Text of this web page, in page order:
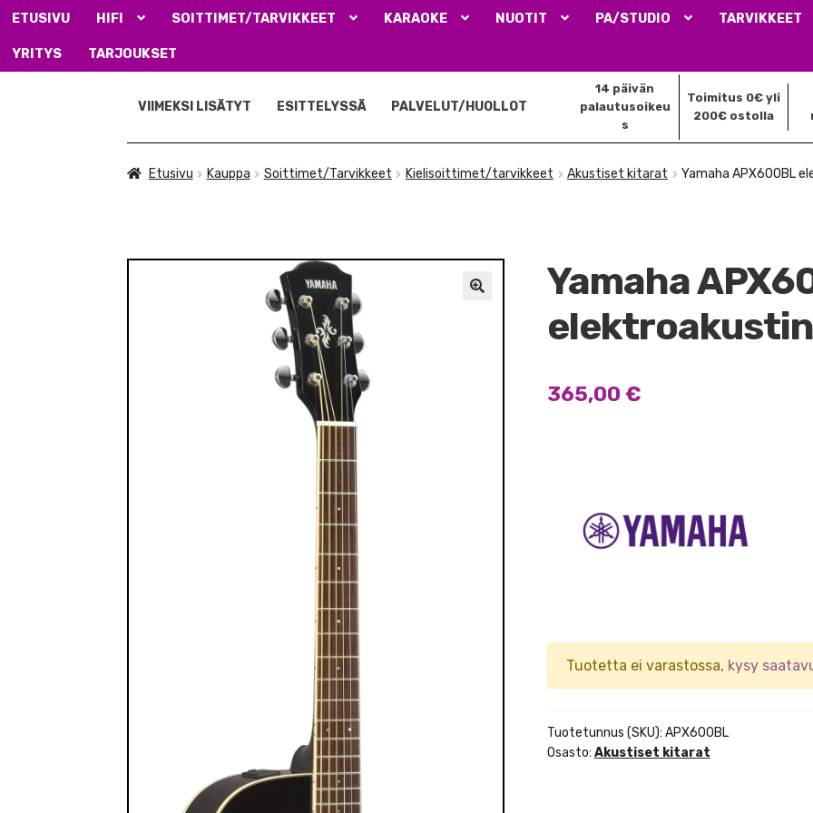
ETUSIVU HIFI SOITTIMET/TARVIKKEET KARAOKE NUOTIT PA/STUDIO TARVIKKEET
YRITYS TARJOUKSET
navigointiin
sisältöön
14 päivän
palautusoikeu
s
Toimitus 0€ yli
200€ ostolla
VIIMEKSI LISÄTYT ESITTELYSSÄ PALVELUT/HUOLLOT
Etusivu Kauppa Soittimet/Tarvikkeet Kielisoittimet/tarvikkeet Akustiset kitarat Yamaha APX600BL
Yamaha
365,00 €
Tuotetta ei varastossa, kysy
Tuotetunnus (SKU): APX600BL
Osasto: Akustiset kitarat